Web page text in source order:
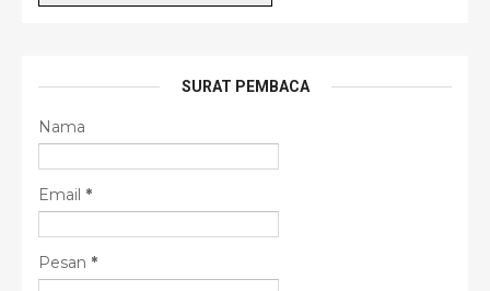
SURAT PEMBACA
Nama
Email *
Pesan *